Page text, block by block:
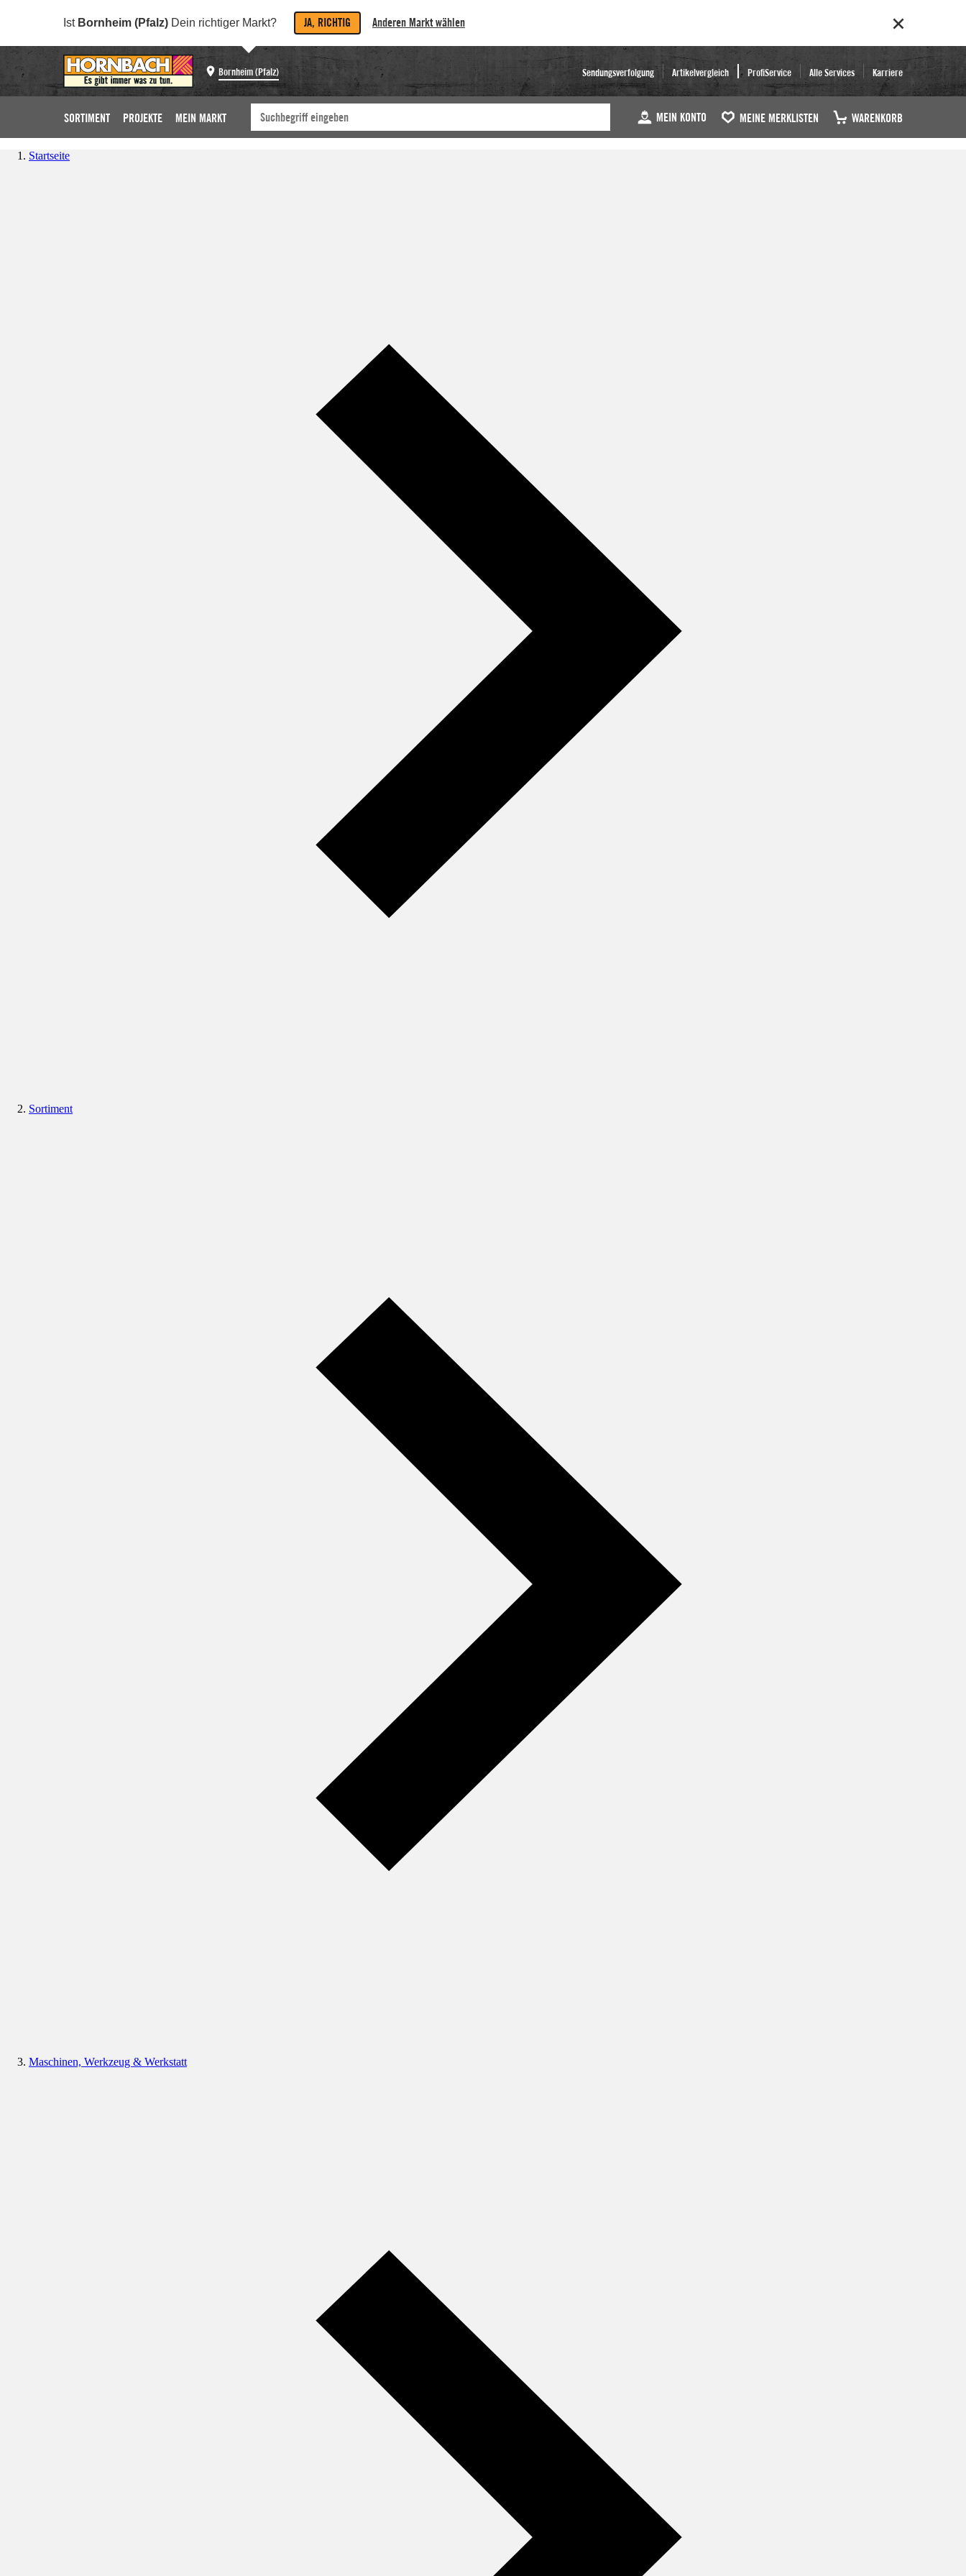
Ist Bornheim (Pfalz) Dein richtiger Markt? JA, RICHTIG Anderen Markt wählen
Bornheim (Pfalz) Sendungsverfolgung Artikelvergleich ProfiService Alle Services Karriere
SORTIMENT PROJEKTE MEIN MARKT MEIN KONTO MEINE MERKLISTEN WARENKORB
Startseite
Sortiment
Maschinen, Werkzeug & Werkstatt